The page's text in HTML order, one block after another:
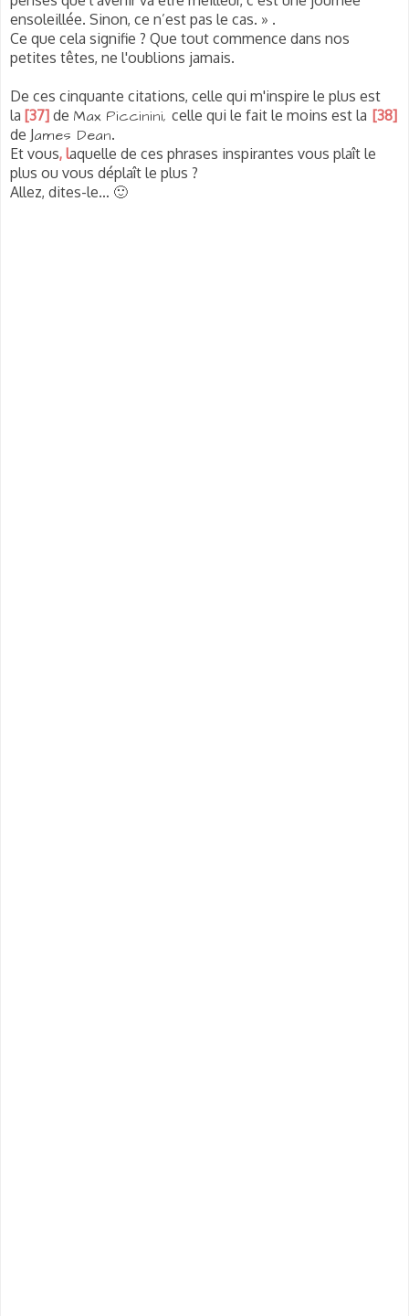
ensoleillée. Sinon, ce n’est pas le cas. » .
Ce que cela signifie ? Que tout commence dans nos
petites têtes, ne l'oublions jamais.
De ces cinquante citations, celle qui m'inspire le plus est
la [37] de Max Piccinini, celle qui le fait le moins est la [38]
de James Dean.
Et vous, laquelle de ces phrases inspirantes vous plaît le
plus ou vous déplaît le plus ?
Allez, dites-le… 🙂